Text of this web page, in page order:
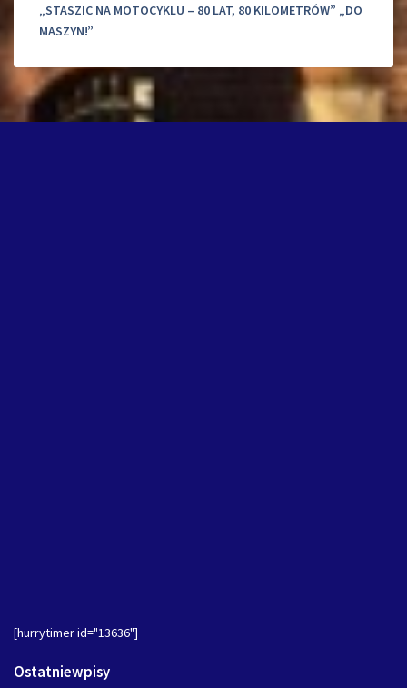
„STASZIC NA MOTOCYKLU – 80 LAT, 80 KILOMETRÓW” „DO
MASZYN!”
[hurrytimer id="13636"]
Ostatniewpisy